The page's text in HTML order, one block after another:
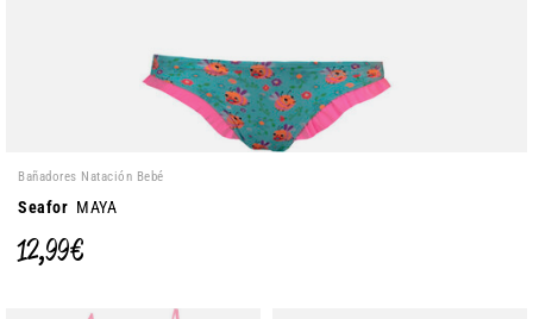
Bañadores Natación Bebé
Seafor MAYA
12,99 €